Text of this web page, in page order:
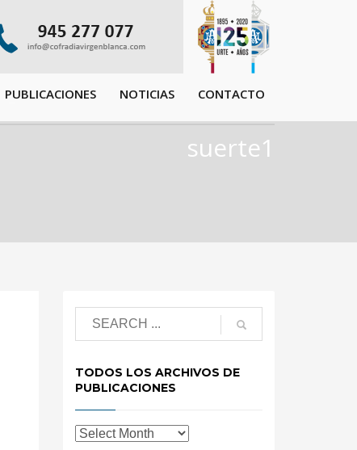
PUBLICACIONES NOTICIAS CONTACTO
suerte1
TODOS LOS ARCHIVOS DE
PUBLICACIONES